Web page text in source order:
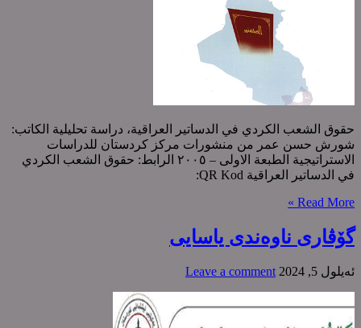
حقوق الشعب الکردي في الدساتیر العراقیة، دراسة تحلیلیة الکاتب:
شورش حسن عمر من منشورات مرکز کردستان للدراسات
الاستراتیجیة الطبعة الاولی – ٢٠٠٥ الرابط: حقوق الشعب الکردي
في الدساتیر العراقیة QR Kod:
Read More »
گۆڤاری ناوەندی یاسایی
ئه‌یلول 5, 2024 Leave a comment